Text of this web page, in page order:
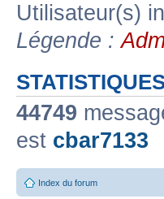
Utilisateur(s)
Légende :
44749
est cbar7133
Index du forum